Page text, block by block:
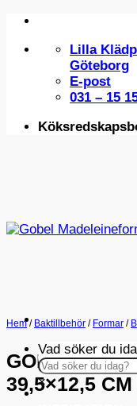
Skip
content
Lilla
Göteborg
E-post
031 – 15
Vad söker du
×
Hem / Baktillbehör / Formar /
GOBEL
39,5×12,5